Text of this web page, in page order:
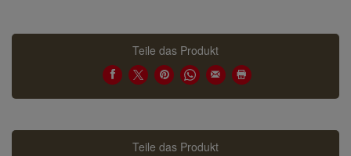
Teile das Produkt
Teile das Produkt